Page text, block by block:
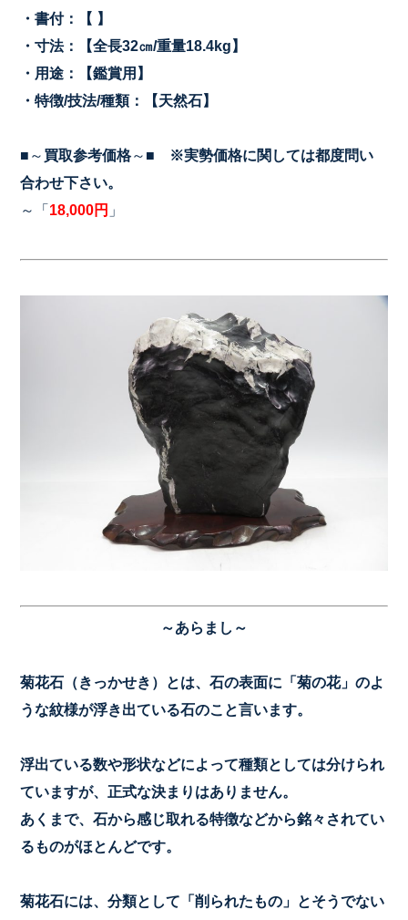
・書付：【 】
・寸法：【全長32㎝/重量18.4kg 】
・用途：【鑑賞用】
・特徴/技法/種類：【天然石】
■～ 買取参考価格～■ ※実勢価格に関しては都度問い
合わせ下さい。
～「 18,000円 」
～あらまし～
菊花石（きっかせき）とは、石の表面に「菊の花」のよ
うな紋様が浮き出ている石のこと言います。
浮出ている数や形状などによって種類としては分けられ
ていますが、正式な決まりはありません。
あくまで、石から感じ取れる特徴などから銘々されてい
るものがほとんどです。
菊花石には、分類として「削られたもの」とそうでない